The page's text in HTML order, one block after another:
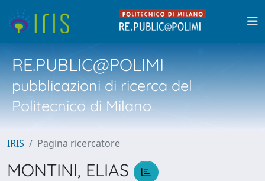
RE.PUBLIC@POLIMI
pubblicazioni di ricerca del
Politecnico di Milano
IRIS Pagina ricercatore
MONTINI, ELIAS